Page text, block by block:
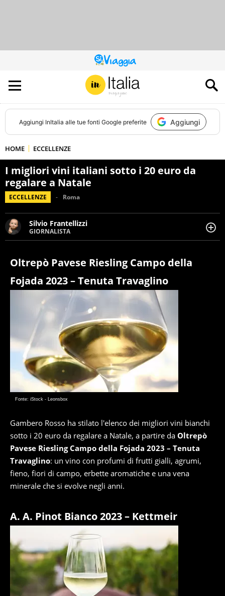
QUESTO
SITO
CONTRIBUISCE
ALL’AUDIENCE
DI
Aggiungi InItalia alle tue fonti Google preferite Aggiungi
HOME ECCELLENZE
I migliori vini italiani sotto i 20 euro da
regalare a Natale
ECCELLENZE Roma
Silvio Frantellizzi
GIORNALISTA
Giornalista pubblicista. Da oltre dieci anni si occupa di
cronaca, motori, spettacolo e videogame.
Oltrepò Pavese Riesling Campo della
Fojada 2023 – Tenuta Travaglino
Fonte: iStock - Leonsbox
Gambero Rosso ha stilato l'elenco dei migliori vini bianchi
sotto i 20 euro da regalare a Natale, a partire da Oltrepò
Pavese Riesling Campo della Fojada 2023 – Tenuta
Travaglino: un vino con profumi di frutti gialli, agrumi,
fieno, fiori di campo, erbette aromatiche e una vena
minerale che si evolve negli anni.
A. A. Pinot Bianco 2023 – Kettmeir